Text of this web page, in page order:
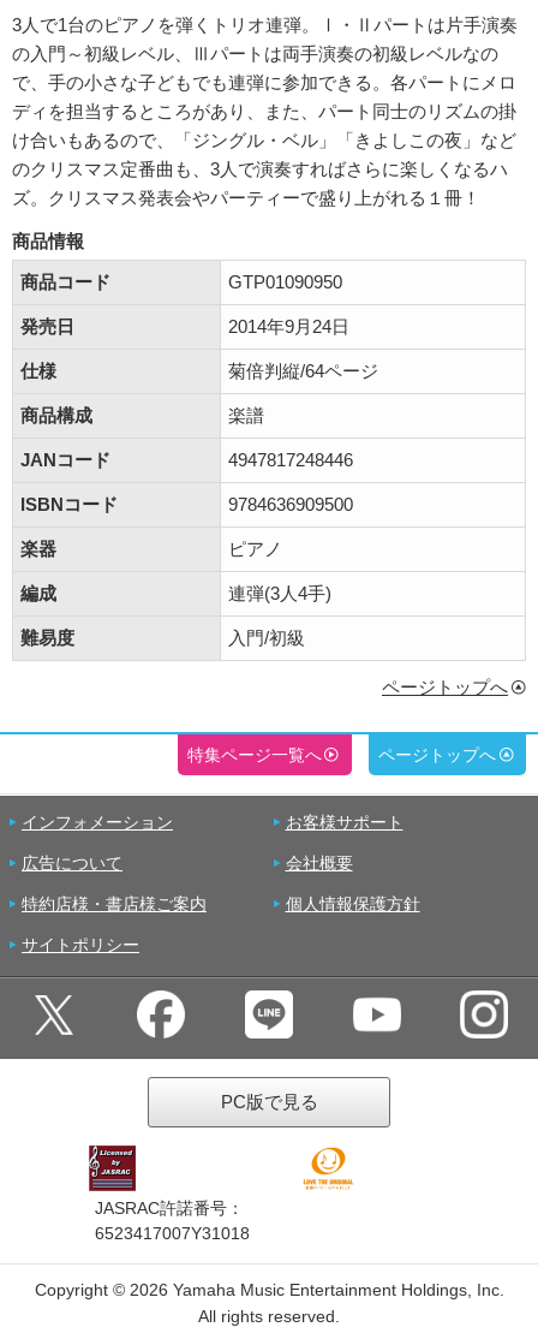
3人で1台のピアノを弾くトリオ連弾。Ⅰ・Ⅱパートは片手演奏
の入門～初級レベル、Ⅲパートは両手演奏の初級レベルなの
で、手の小さな子どもでも連弾に参加できる。各パートにメロ
ディを担当するところがあり、また、パート同士のリズムの掛
け合いもあるので、「ジングル・ベル」「きよしこの夜」など
のクリスマス定番曲も、3人で演奏すればさらに楽しくなるハ
ズ。クリスマス発表会やパーティーで盛り上がれる１冊！
商品情報
商品コード
GTP01090950
発売日 2014年9月24日
仕様 菊倍判縦/64ページ
商品構成 楽譜
JANコード 4947817248446
ISBNコード 9784636909500
楽器 ピアノ
編成 連弾(3人4手)
難易度 入門/初級
ページトップへ
特集ページ一覧へ ページトップへ
インフォメーション お客様サポート
広告について 会社概要
特約店様・書店様ご案内 個人情報保護方針
サイトポリシー
PC版で見る
JASRAC許諾番号：
6523417007Y31018
Copyright © 2026 Yamaha Music Entertainment Holdings, Inc.
All rights reserved.